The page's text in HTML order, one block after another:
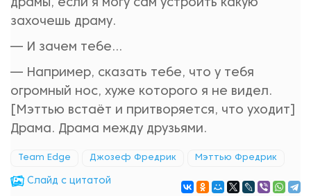
драмы, если я могу сам устроить какую
захочешь драму.
— И зачем тебе...
— Например, сказать тебе, что у тебя
огромный нос, хуже которого я не видел.
[Мэттью встаёт и притворяется, что уходит]
Драма. Драма между друзьями.
Team Edge Джозеф Фредрик Мэттью Фредрик
Cлайд с цитатой